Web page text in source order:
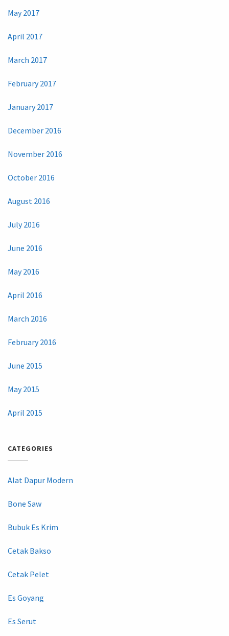
May 2017
April 2017
March 2017
February 2017
January 2017
December 2016
November 2016
October 2016
August 2016
July 2016
June 2016
May 2016
April 2016
March 2016
February 2016
June 2015
May 2015
April 2015
CATEGORIES
Alat Dapur Modern
Bone Saw
Bubuk Es Krim
Cetak Bakso
Cetak Pelet
Es Goyang
Es Serut